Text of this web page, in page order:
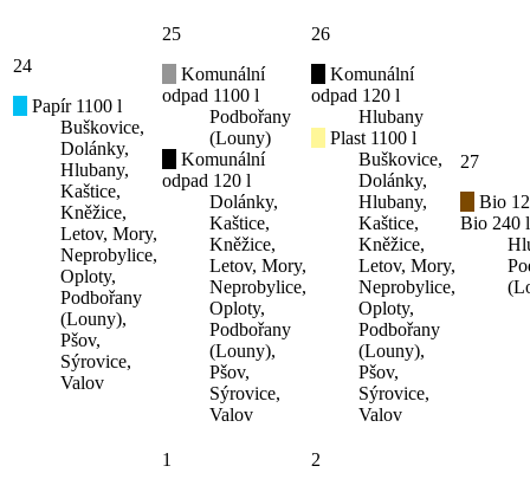
24
Papír 1100 l
Buškovice,
Dolánky,
Hlubany,
Kaštice,
Kněžice,
Letov, Mory,
Neprobylice,
Oploty,
Podbořany
(Louny),
Pšov,
Sýrovice,
Valov
25
Komunální
odpad 1100 l
Podbořany
(Louny)
Komunální
odpad 120 l
Dolánky,
Kaštice,
Kněžice,
Letov, Mory,
Neprobylice,
Oploty,
Podbořany
(Louny),
Pšov,
Sýrovice,
Valov
26
Komunální
odpad 120 l
Hlubany
Plast 1100 l
Buškovice,
Dolánky,
Hlubany,
Kaštice,
Kněžice,
Letov, Mory,
Neprobylice,
Oploty,
Podbořany
(Louny),
Pšov,
Sýrovice,
Valov
27
Bio
Bio 240 l
1
2